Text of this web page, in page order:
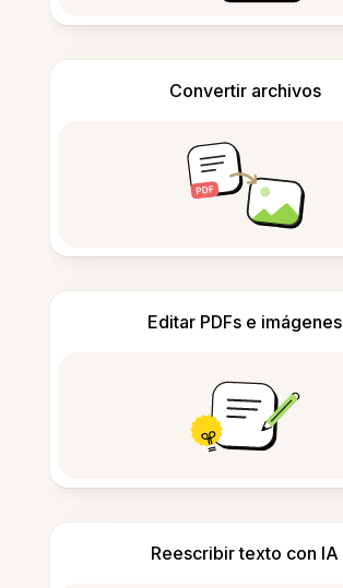
Convertir archivos
Editar PDFs e imágenes
Reescribir texto con IA